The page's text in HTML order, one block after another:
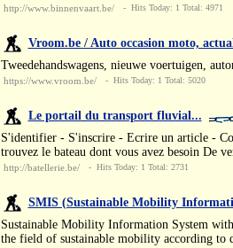
http://www.binnenvaart.be/ - Hits Today: 1 Total: 4971
Vroom.be / Auto occasion moto,
Tweedehandswagens, nieuwe voertuigen,
https://www.vroom.be/ - Hits Today: 1 Total: 5020
Le portail du transport fluvial...
S'identifier - S'inscrire - Ecrire un article -
trouvez le bateau dont vous avez besoin De
http://batellerie.be/ - Hits Today: 1 Total: 2731
SMIS (Sustainable Mobility
Sustainable Mobility Information System
the field of sustainable mobility according to